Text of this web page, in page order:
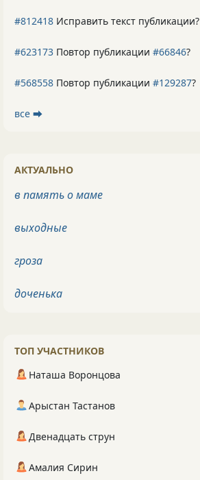
#812418 Исправить текст публикации?
#623173 Повтор публикации #66846?
#568558 Повтор публикации #129287?
все ⮕
АКТУАЛЬНО
в память о маме
выходные
гроза
доченька
ТОП УЧАСТНИКОВ
Наташа Воронцова
Арыстан Тастанов
Двенадцать струн
Амалия Сирин